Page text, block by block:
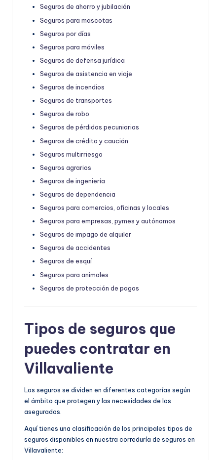
Seguros de ahorro y jubilación
Seguros para mascotas
Seguros por días
Seguros para móviles
Seguros de defensa jurídica
Seguros de asistencia en viaje
Seguros de incendios
Seguros de transportes
Seguros de robo
Seguros de pérdidas pecuniarias
Seguros de crédito y caución
Seguros multirriesgo
Seguros agrarios
Seguros de ingeniería
Seguros de dependencia
Seguros para comercios, oficinas y locales
Seguros para empresas, pymes y autónomos
Seguros de impago de alquiler
Seguros de accidentes
Seguros de esquí
Seguros para animales
Seguros de protección de pagos
Tipos de seguros que
puedes contratar en
Villavaliente
Los seguros se dividen en diferentes categorías según
el ámbito que protegen y las necesidades de los
asegurados.
Aquí tienes una clasificación de los principales tipos de
seguros disponibles en nuestra correduría de seguros en
Villavaliente: